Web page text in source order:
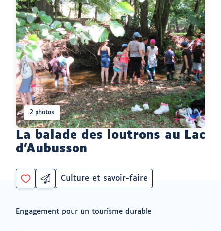
La balade des loutrons au Lac
d'Aubusson
2 photos
Vous
connecté
Partager
par
vers
Catégorie
Culture et savoir-faire
Engagement pour un tourisme durable